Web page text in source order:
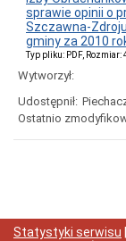
Ochrona
Środowiska
Odpady
komunalne
Operat
Uzdrowiskowy
Plan
miejscowy
sprawie opinii o
Szczawna-
gminy za 2010
Typ pliku: PDF, Rozmiar:
Wytworzył:
Udostępnił:
Ostatnio
Statystyki serwisu